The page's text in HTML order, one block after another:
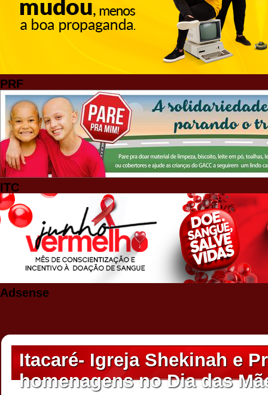
PRF
ITC
Adsense
Itacaré- Igreja Shekinah e
homenagens no Dia das